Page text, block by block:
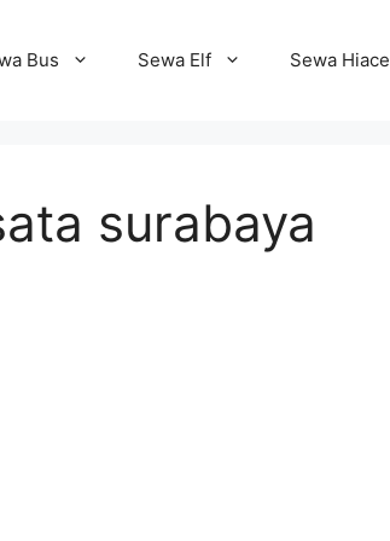
Bus Sewa Elf Sewa Hiace
surabaya